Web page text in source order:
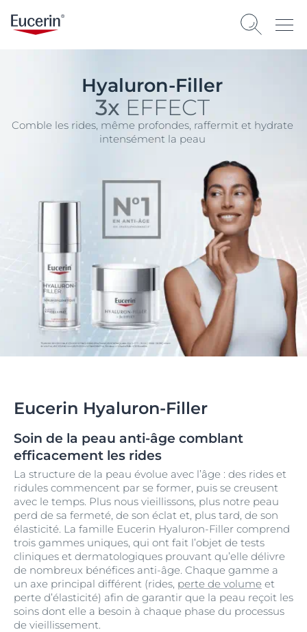
Hyaluron-Filler
3x EFFECT
Comble les rides, même profondes, raffermit et hydrate
intensément la peau
Eucerin Hyaluron-Filler
Soin de la peau anti-âge comblant
efficacement les rides
La structure de la peau évolue avec l’âge : des rides et
ridules commencent par se former, puis se creusent
avec le temps. Plus nous vieillissons, plus notre peau
perd de sa fermeté, de son éclat et, plus tard, de son
élasticité. La famille Eucerin Hyaluron-Filler comprend
trois gammes uniques, qui ont fait l’objet de tests
cliniques et dermatologiques prouvant qu’elle délivre
de nombreux bénéfices anti-âge. Chaque gamme a
un axe principal différent (rides, perte de volume et
perte d’élasticité) afin de garantir que la peau reçoit les
soins dont elle a besoin à chaque phase du processus
de vieillissement.